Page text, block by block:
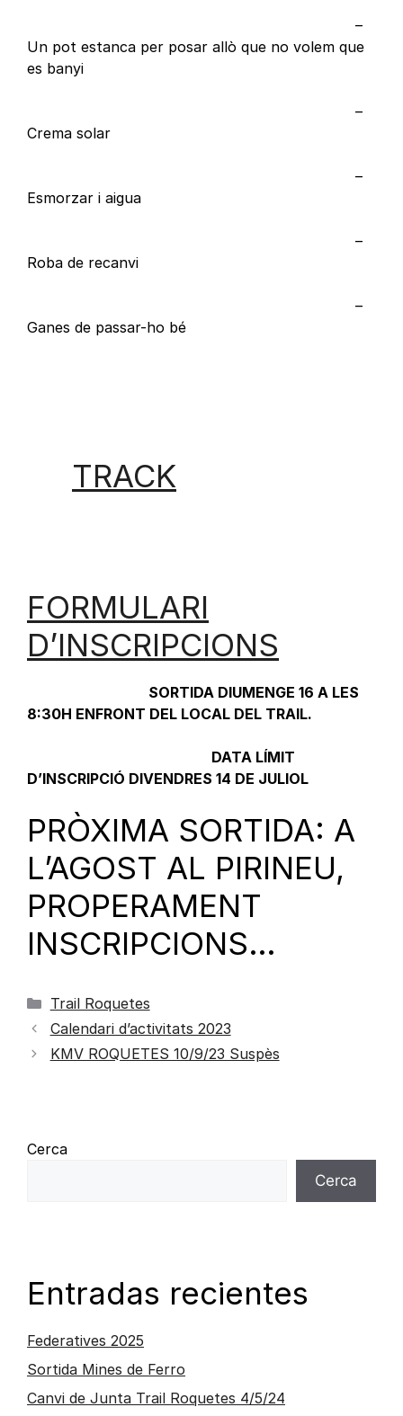
–
Un pot estanca per posar allò que no volem que
es banyi
–
Crema solar
–
Esmorzar i aigua
–
Roba de recanvi
–
Ganes de passar-ho bé
TRACK
FORMULARI
D’INSCRIPCIONS
SORTIDA DIUMENGE 16 A LES
8:30H ENFRONT DEL LOCAL DEL TRAIL.
DATA LÍMIT
D’INSCRIPCIÓ DIVENDRES 14 DE JULIOL
PRÒXIMA SORTIDA: A
L’AGOST AL PIRINEU,
PROPERAMENT
INSCRIPCIONS…
Trail Roquetes
Calendari d’activitats 2023
KMV ROQUETES 10/9/23 Suspès
Cerca
Cerca
Entradas recientes
Federatives 2025
Sortida Mines de Ferro
Canvi de Junta Trail Roquetes 4/5/24